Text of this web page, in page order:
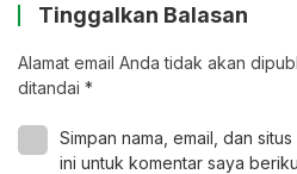
Tinggalkan Balasan
Alamat email Anda tidak akan
ditandai *
Simpan nama, email, dan
ini untuk komentar saya